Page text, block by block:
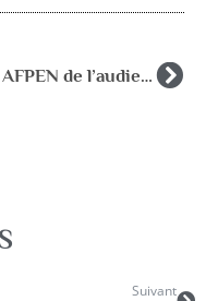
CR AFPEN de l’audience du 9 mars 2012 à la DGESCO
Suivant